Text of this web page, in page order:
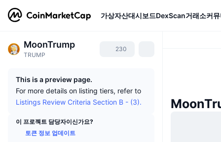
가상자산대시보드DexScan거래소커
MoonTrump
TRUMP
230
This is a preview page.
For more details on listing tiers, refer to
Listings Review Criteria Section B - (3).
이 프로젝트 담당자이신가요?
토큰 정보 업데이트